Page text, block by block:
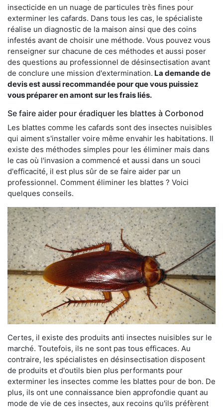
insecticide en un nuage de particules très fines pour
exterminer les cafards. Dans tous les cas, le spécialiste
réalise un diagnostic de la maison ainsi que des coins
infestés avant de choisir une méthode. Vous pouvez vous
renseigner sur chacune de ces méthodes et aussi poser
des questions au professionnel de désinsectisation avant
de conclure une mission d'extermination. La demande de
devis est aussi recommandée pour que vous puissiez
vous préparer en amont sur les frais liés.
Se faire aider pour éradiquer les blattes à Corbonod
Les blattes comme les cafards sont des insectes nuisibles
qui aiment s'installer voire même envahir les habitations. Il
existe des méthodes simples pour les éliminer mais dans
le cas où l'invasion a commencé et aussi dans un souci
d'efficacité, il est plus sûr de se faire aider par un
professionnel. Comment éliminer les blattes ? Voici
quelques conseils.
Certes, il existe des produits anti insectes nuisibles sur le
marché. Toutefois, ils ne sont pas tous efficaces. Au
contraire, les spécialistes en désinsectisation disposent
de produits et d'outils bien plus performants pour
exterminer les insectes comme les blattes pour de bon. De
plus, ils ont une connaissance bien approfondie quant au
mode de vie de ces insectes, aux recoins qu'ils préfèrent